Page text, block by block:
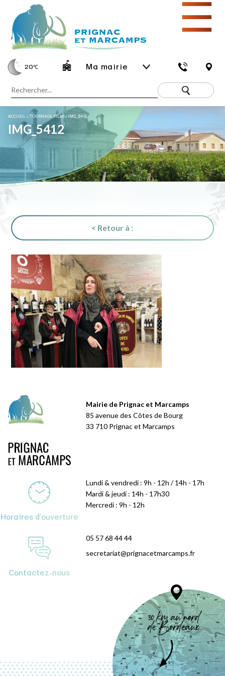
20℃ Ma mairie
☰
ACCUEIL »TOURNAGE FILM» IMG_5412
IMG_5412
< Retour à :
Mairie de Prignac et Marcamps
85 avenue des Côtes de Bourg
33 710 Prignac et Marcamps
Horaires d'ouverture
Lundi & vendredi : 9h - 12h / 14h - 17h
Mardi & jeudi : 14h - 17h30
Mercredi : 9h - 12h
Contactez-nous
05 57 68 44 44
secretariat@prignacetmarcamps.fr